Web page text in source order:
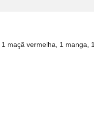
maçã vermelha, 1 manga,